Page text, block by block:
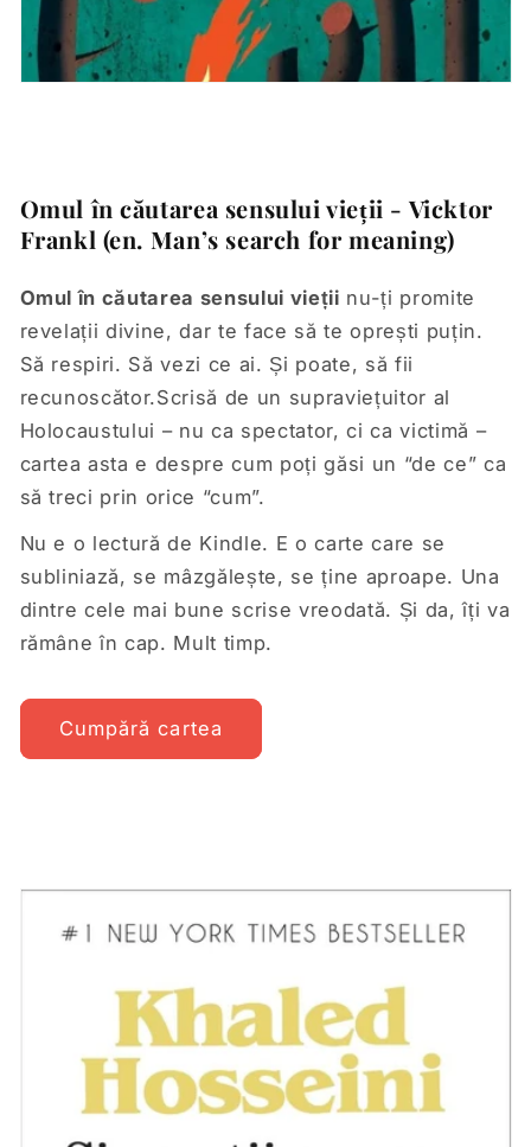
Omul în căutarea sensului vieții - Vicktor
Frankl (en. Man’s search for meaning)
Omul în căutarea sensului vieții nu-ți promite
revelații divine, dar te face să te oprești puțin.
Să respiri. Să vezi ce ai. Și poate, să fii
recunoscător.Scrisă de un supraviețuitor al
Holocaustului – nu ca spectator, ci ca victimă –
cartea asta e despre cum poți găsi un “de ce” ca
să treci prin orice “cum”.
Nu e o lectură de Kindle. E o carte care se
subliniază, se mâzgălește, se ține aproape. Una
dintre cele mai bune scrise vreodată. Și da, îți va
rămâne în cap. Mult timp.
Cumpără cartea